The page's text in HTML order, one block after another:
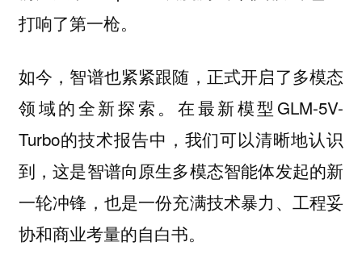
打响了第一枪。
如今，智谱也紧紧跟随，正式开启了多模态
领域的全新探索。在最新模型GLM-5V-
Turbo的技术报告中，我们可以清晰地认识
到，这是智谱向原生多模态智能体发起的新
一轮冲锋，也是一份充满技术暴力、工程妥
协和商业考量的自白书。